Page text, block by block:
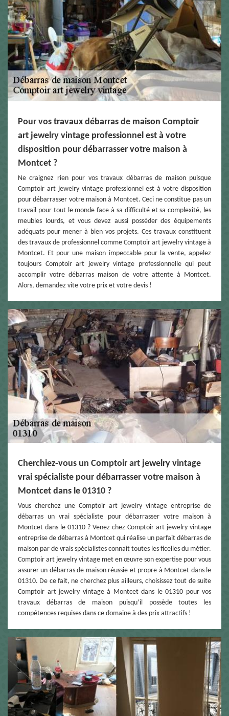
Pour vos travaux débarras de maison Comptoir
art jewelry vintage professionnel est à votre
disposition pour débarrasser votre maison à
Montcet ?
Ne craignez rien pour vos travaux débarras de maison puisque
Comptoir art jewelry vintage professionnel est à votre disposition
pour débarrasser votre maison à Montcet. Ceci ne constitue pas un
travail pour tout le monde face à sa difficulté et sa complexité, les
meubles lourds, et vous devez aussi posséder des équipements
adéquats pour mener à bien vos projets. Ces travaux constituent
des travaux de professionnel comme Comptoir art jewelry vintage à
Montcet. Et pour une maison impeccable pour la vente, appelez
toujours Comptoir art jewelry vintage professionnelle qui peut
accomplir votre débarras maison de votre attente à Montcet.
Alors, demandez vite votre prix et votre devis !
Cherchiez-vous un Comptoir art jewelry vintage
vrai spécialiste pour débarrasser votre maison à
Montcet dans le 01310 ?
Vous cherchez une Comptoir art jewelry vintage entreprise de
débarras un vrai spécialiste pour débarrasser votre maison à
Montcet dans le 01310 ? Venez chez Comptoir art jewelry vintage
entreprise de débarras à Montcet qui réalise un parfait débarras de
maison par de vrais spécialistes connait toutes les ficelles du métier.
Comptoir art jewelry vintage met en œuvre son expertise pour vous
assurer un débarras de maison réussie et propre à Montcet dans le
01310. De ce fait, ne cherchez plus ailleurs, choisissez tout de suite
Comptoir art jewelry vintage à Montcet dans le 01310 pour vos
travaux débarras de maison puisqu’il possède toutes les
compétences requises dans ce domaine à des prix attractifs !